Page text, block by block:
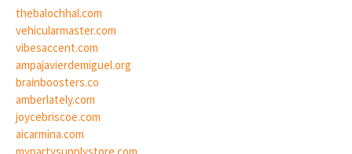
thebalochhal.com
vehicularmaster.com
vibesaccent.com
ampajavierdemiguel.org
brainboosters.co
amberlately.com
joycebriscoe.com
aicarmina.com